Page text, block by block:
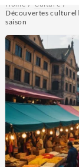
Home
Culture
Découvertes
saison